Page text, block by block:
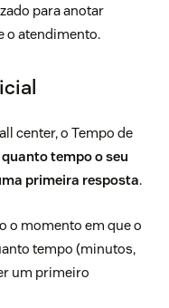
para anotar
o atendimento.
center, o Tempo de
quanto tempo o seu
primeira resposta.
o momento em que o
tempo (minutos,
um primeiro